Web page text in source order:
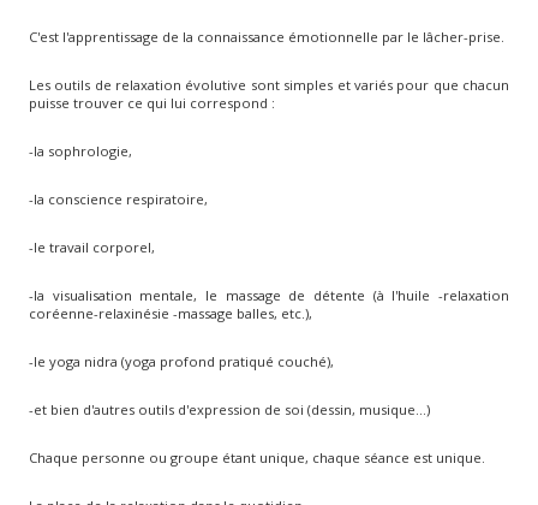
C'est l'apprentissage de la connaissance émotionnelle par le lâcher-prise.
Les outils de relaxation évolutive sont simples et variés pour que chacun
puisse trouver ce qui lui correspond :
-la sophrologie,
-la conscience respiratoire,
-le travail corporel,
-la visualisation mentale, le massage de détente (à l'huile -relaxation
coréenne-relaxinésie -massage balles, etc.),
-le yoga nidra (yoga profond pratiqué couché),
-et bien d'autres outils d'expression de soi (dessin, musique...)
Chaque personne ou groupe étant unique, chaque séance est unique.